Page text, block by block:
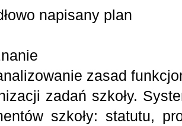
napisany plan
zasad
zadań szkoły.
szkoły: statutu,